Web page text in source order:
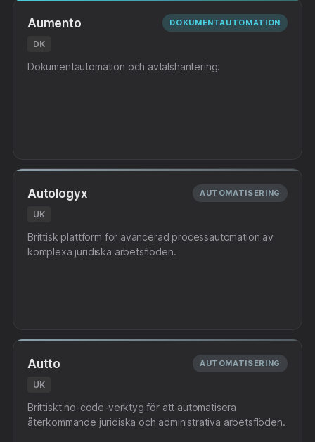
Aumento
DK
DOKUMENTAUTOMATION
Dokumentautomation och avtalshantering.
Autologyx
UK
AUTOMATISERING
Brittisk plattform för avancerad processautomation av
komplexa juridiska arbetsflöden.
Autto
UK
AUTOMATISERING
Brittiskt no-code-verktyg för att automatisera
återkommande juridiska och administrativa arbetsflöden.